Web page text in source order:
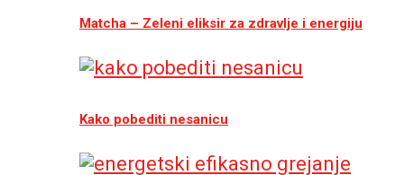
Matcha – Zeleni eliksir za zdravlje i energiju
Kako pobediti nesanicu